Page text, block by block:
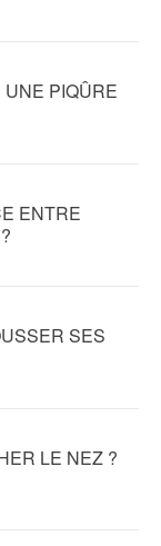
PIQÛRE
ENTRE
SES
LE NEZ ?